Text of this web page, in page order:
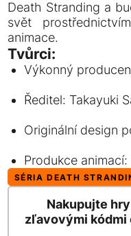
Death Stranding a
svět
animace.
Tvůrci:
Výkonný
Ředitel: Takayuki
Originální design
Produkce animací:
SÉRIA DEATH
Nakupujte
zľavovými kódmi